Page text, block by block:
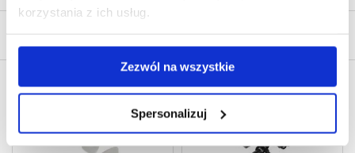
korzystania z ich usług.
Zezwól na wszystkie
Spersonalizuj